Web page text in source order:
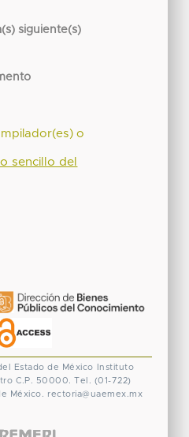
siguiente(s)
o
sencillo del
Estado de México
Instituto
C.P. 50000. Tel. (01-722)
México. rectoria@uaemex.mx